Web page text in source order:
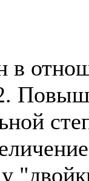
в